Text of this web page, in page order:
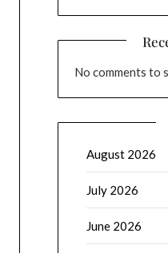
No comments to
August 2026
July 2026
June 2026